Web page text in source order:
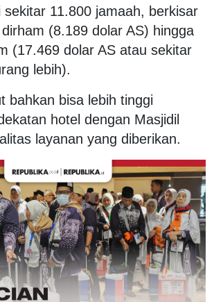
sekitar 11.800 jamaah, berkisar
(8.189 dolar AS) hingga
(17.469 dolar AS atau sekitar
lebih).
bahkan bisa lebih tinggi
hotel dengan Masjidil
layanan yang diberikan.